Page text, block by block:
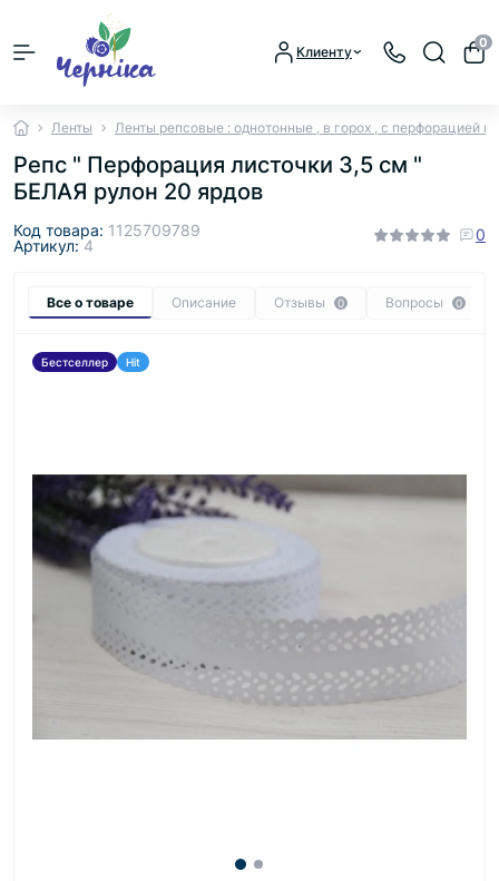
Клиенту
0
Ленты Ленты репсовые : однотонные , в горох , с перфорацией и
Репс " Перфорация листочки 3,5 см "
БЕЛАЯ рулон 20 ярдов
Код товара: 1125709789
Артикул:4
0
Все о товаре Описание Отзывы 0 Вопросы 0
Бестселлер Hit